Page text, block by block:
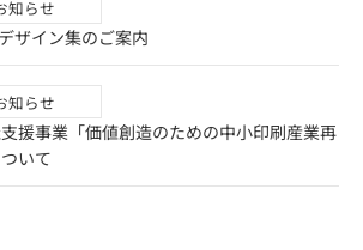
知らせ
ザイン集のご案内
知らせ
援事業「価値創造のための中小印刷産業再
いて